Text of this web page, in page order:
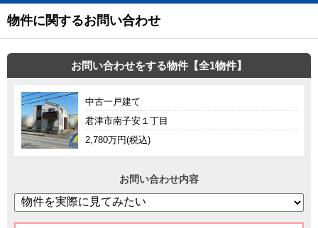
物件に関するお問い合わせ
お問い合わせをする物件【全1物件】
中古一戸建て
君津市南子安１丁目
2,780万円(税込)
お問い合わせ内容